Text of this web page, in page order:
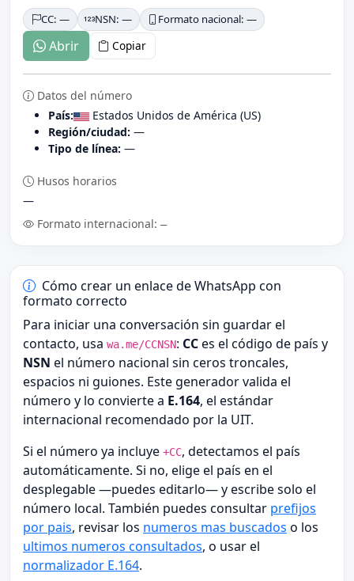
CC: — NSN: — Formato nacional: —
Abrir Copiar
Datos del número
País:
Estados Unidos de América (US)
Región/ciudad: —
Tipo de línea: —
Husos horarios
—
Formato internacional: —
Cómo crear un enlace de WhatsApp con
formato correcto
Para iniciar una conversación sin guardar el
contacto, usa wa.me/CCNSN: CCes el código de país y
NSN el número nacional sin ceros troncales,
espacios ni guiones. Este generador valida el
número y lo convierte a E.164, el estándar
internacional recomendado por la UIT.
Si el número ya incluye +CC, detectamos el país
automáticamente. Si no, elige el país en el
desplegable —puedes editarlo— y escribe solo el
número local. También puedes consultar prefijos
por pais, revisar los numeros mas buscados o los
ultimos numeros consultados, o usar el
normalizador E.164.